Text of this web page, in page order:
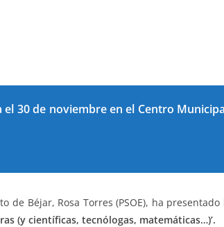
30 de noviembre en el Centro
de Béjar, Rosa Torres (PSOE), ha
(y científicas, tecnólogas, matemáticas…)’.